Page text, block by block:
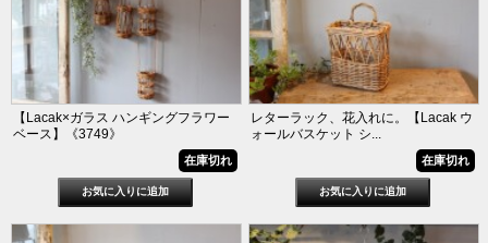
【Lacak×ガラス ハンギングフラワー
ベース】《3749》
在庫切れ
レターラック、花入れに。【Lacak ウ
ォールバスケット シ...
在庫切れ